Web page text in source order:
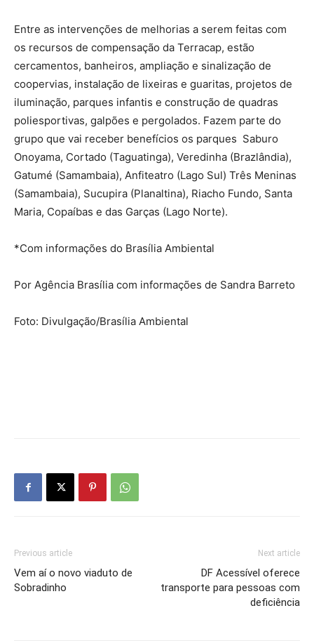
Entre as intervenções de melhorias a serem feitas com
os recursos de compensação da Terracap, estão
cercamentos, banheiros, ampliação e sinalização de
coopervias, instalação de lixeiras e guaritas, projetos de
iluminação, parques infantis e construção de quadras
poliesportivas, galpões e pergolados. Fazem parte do
grupo que vai receber benefícios os parques Saburo
Onoyama, Cortado (Taguatinga), Veredinha (Brazlândia),
Gatumé (Samambaia), Anfiteatro (Lago Sul) Três Meninas
(Samambaia), Sucupira (Planaltina), Riacho Fundo, Santa
Maria, Copaíbas e das Garças (Lago Norte).
*Com informações do Brasília Ambiental
Por Agência Brasília com informações de Sandra Barreto
Foto: Divulgação/Brasília Ambiental
Previous article
Vem aí o novo viaduto de
Sobradinho
Next article
DF Acessível oferece
transporte para pessoas com
deficiência